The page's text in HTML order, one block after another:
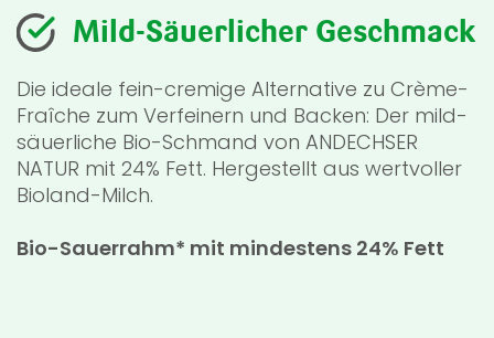
Mild-Säuerlicher Geschmack
Die ideale fein-cremige Alternative zu Crème-
Fraîche zum Verfeinern und Backen: Der mild-
säuerliche Bio-Schmand von ANDECHSER
NATUR mit 24% Fett. Hergestellt aus wertvoller
Bioland-Milch.
Bio-Sauerrahm* mit mindestens 24% Fett